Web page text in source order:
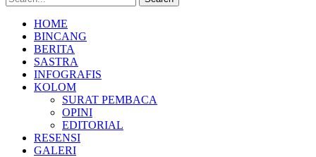
HOME
BINCANG
BERITA
SASTRA
INFOGRAFIS
KOLOM
SURAT PEMBACA
OPINI
EDITORIAL
RESENSI
GALERI